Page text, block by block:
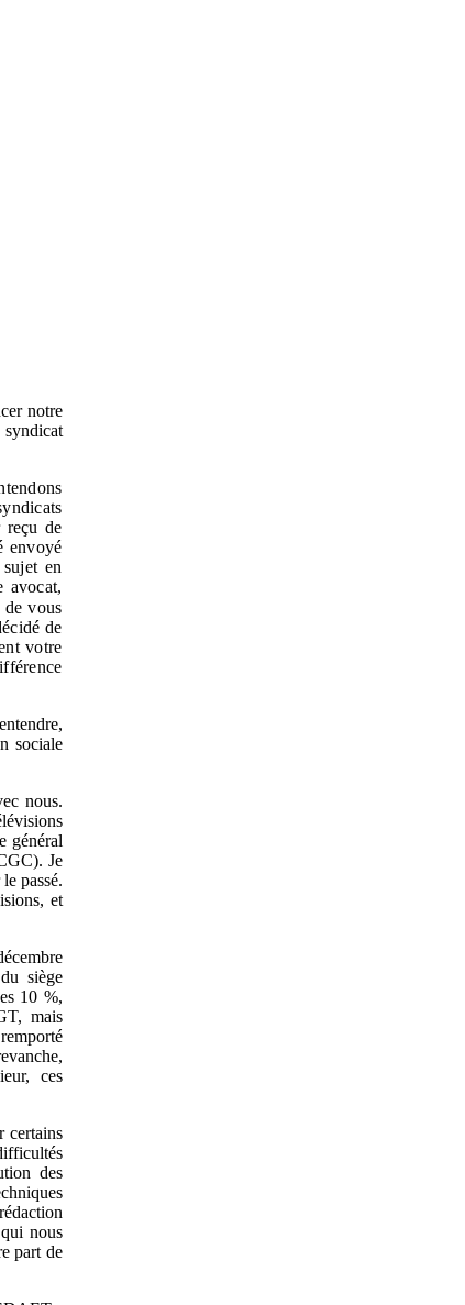
notre
reçu de
envoyé
en
avocat,
de vous
de
votre
sociale
nous.
général
Je
passé.
et
siège
10 %,
mais
ces
certains
des
nous
part de